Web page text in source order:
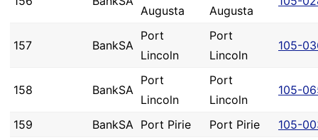
Augusta
Augusta
157 BankSA
Port
Lincoln
Port
Lincoln
105-
158 BankSA
Port
Lincoln
Port
Lincoln
105-
159 BankSA Port Pirie Port Pirie
105-